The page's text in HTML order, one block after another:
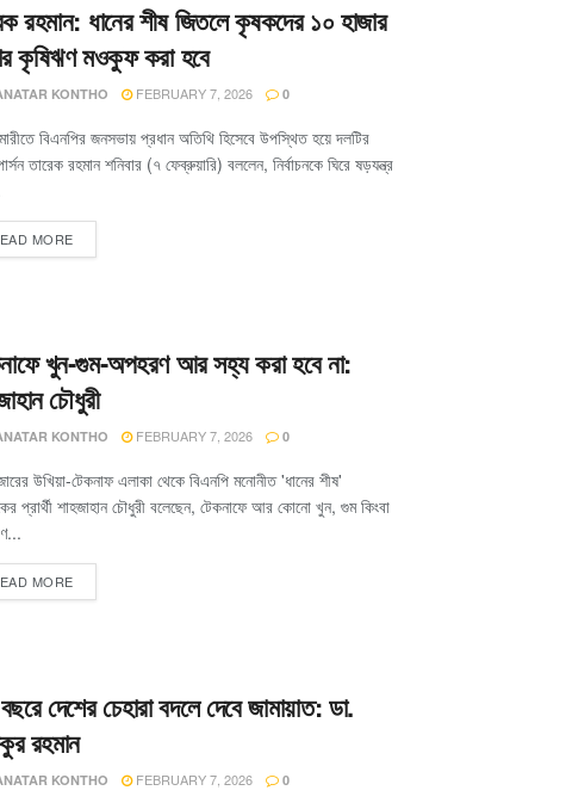
রহমান: ধানের শীষ জিতলে কৃষকদের ১০ হাজার
কৃষিঋণ মওকুফ করা হবে
KONTHO FEBRUARY 7, 2026 0
বিএনপির জনসভায় প্রধান অতিথি হিসেবে উপস্থিত হয়ে দলটির
তারেক রহমান শনিবার (৭ ফেব্রুয়ারি) বললেন, নির্বাচনকে ঘিরে ষড়যন্ত্র
MORE
খুন-গুম-অপহরণ আর সহ্য করা হবে না:
চৌধুরী
KONTHO FEBRUARY 7, 2026 0
উখিয়া-টেকনাফ এলাকা থেকে বিএনপি মনোনীত 'ধানের শীষ'
প্রার্থী শাহজাহান চৌধুরী বলেছেন, টেকনাফে আর কোনো খুন, গুম কিংবা
MORE
দেশের চেহারা বদলে দেবে জামায়াত: ডা.
রহমান
KONTHO FEBRUARY 7, 2026 0